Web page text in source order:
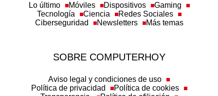
Lo último Móviles Dispositivos
Gaming
Tecnología
Ciencia
Redes Sociales
Ciberseguridad
Newsletters Más temas
SOBRE COMPUTERHOY
Aviso legal y condiciones de uso
Política de privacidad
Política de cookies